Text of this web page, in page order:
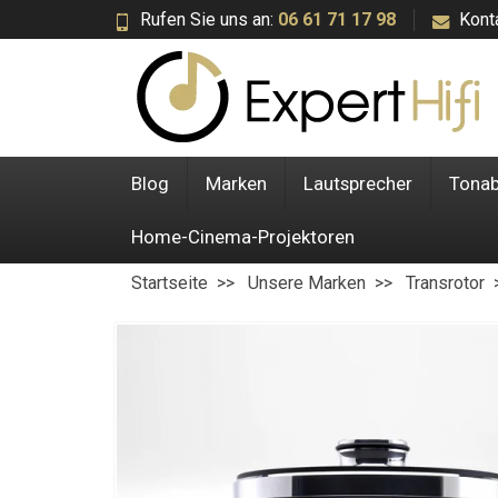
Rufen Sie uns an: 06 61 71 17 98
Blog Marken Lautsprecher
Home-Cinema-Projektoren
Startseite Unsere Marken Transrotor